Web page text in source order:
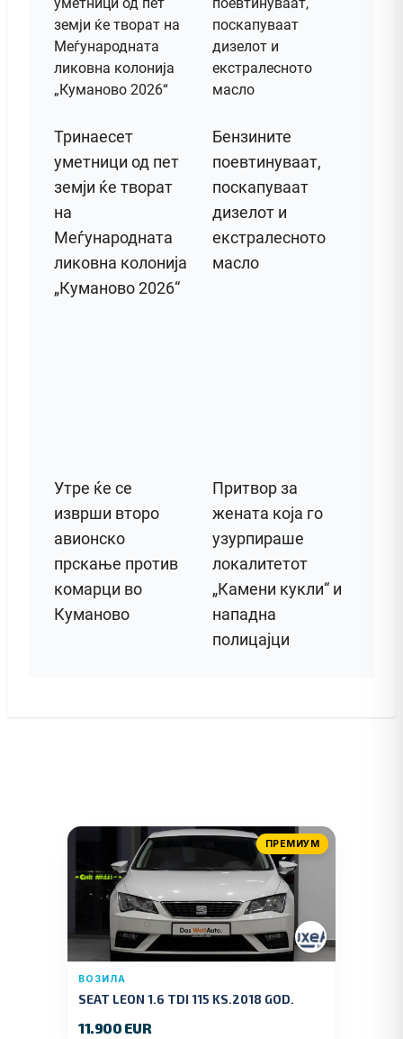
Тринаесет
уметници од пет
земји ќе творат
на
Меѓународната
ликовна колонија
„Куманово 2026“
Бензините
поевтинуваат,
поскапуваат
дизелот и
екстралесното
масло
Утре ќе се
изврши второ
авионско
прскање против
комарци во
Куманово
Притвор за
жената која го
узурпираше
локалитетот
„Камени кукли“ и
нападна
полицајци
ПРЕМИУМ
ВОЗИЛА
SEAT LEON 1.6 TDI 115 KS.2018 GOD.
11.900 EUR